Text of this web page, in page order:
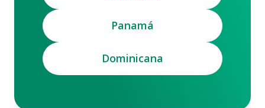
Panamá
Dominicana